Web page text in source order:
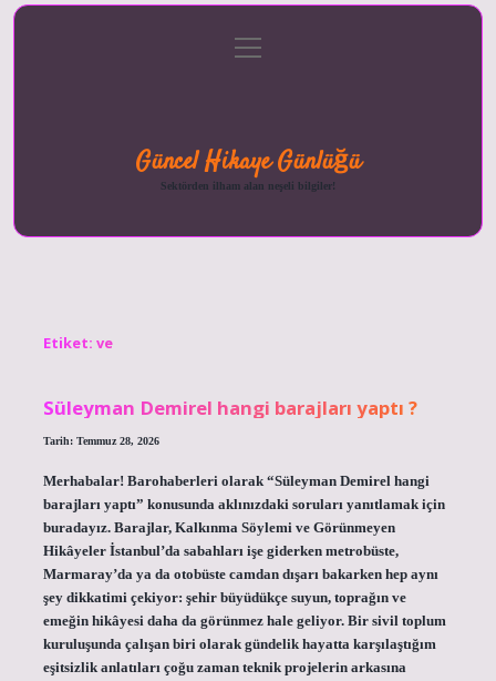
menüyü
aç
Güncel Hikaye Günlüğü
Sektörden ilham alan neşeli bilgiler!
Etiket: ve
Süleyman Demirel hangi barajları yaptı ?
Tarih: Temmuz 28, 2026
Merhabalar! Barohaberleri olarak “Süleyman Demirel hangi
barajları yaptı” konusunda aklınızdaki soruları yanıtlamak için
buradayız. Barajlar, Kalkınma Söylemi ve Görünmeyen
Hikâyeler İstanbul’da sabahları işe giderken metrobüste,
Marmaray’da ya da otobüste camdan dışarı bakarken hep aynı
şey dikkatimi çekiyor: şehir büyüdükçe suyun, toprağın ve
emeğin hikâyesi daha da görünmez hale geliyor. Bir sivil toplum
kuruluşunda çalışan biri olarak gündelik hayatta karşılaştığım
eşitsizlik anlatıları çoğu zaman teknik projelerin arkasına